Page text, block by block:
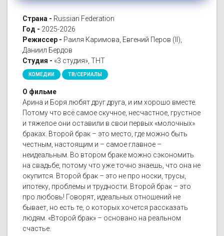
Страна - Russian Federation
Год - 2025-2026
Режиссер - Раиля Каримова, Евгений Перов (II),
Даниил Бердов
Студия - «3 студия», ТНТ
КОМЕДИИ ТВ/СЕРИАЛЫ
О фильме
Арина и Боря любят друг друга, и им хорошо вместе.
Потому что всё самое скучное, несчастное, грустное
и тяжелое они оставили в свои первых «молочных»
браках. Второй брак – это место, где можно быть
честным, настоящим и – самое главное –
неидеальным. Во втором браке можно сэкономить
на свадьбе, потому что уже точно знаешь, что она не
окупится. Второй брак – это не про носки, трусы,
ипотеку, проблемы и трудности. Второй брак – это
про любовь! Говорят, идеальных отношений не
бывает, но есть те, о которых хочется рассказать
людям. «Второй брак» – основано на реальном
счастье.